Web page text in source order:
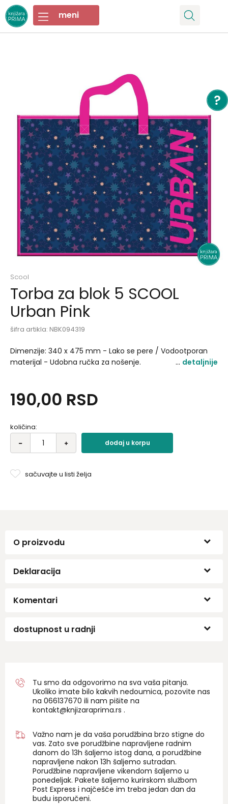
Scool
Torba za blok 5 SCOOL
Urban Pink
šifra artikla: NBK094319
Dimenzije: 340 x 475 mm - Lako se pere / Vodootporan
materijal - Udobna ručka za nošenje.
detaljnije
190,00 RSD
količina:
dodaj u korpu
sačuvajte u listi želja
O proizvodu
Deklaracija
Komentari
dostupnost u radnji
Tu smo da odgovorimo na sva vaša pitanja.
Ukoliko imate bilo kakvih nedoumica, pozovite nas
na 066137670 ili nam pišite na
kontakt@knjizaraprima.rs .
Važno nam je da vaša porudžbina brzo stigne do
vas. Zato sve porudžbine napravljene radnim
danom do 13h šaljemo istog dana, a porudžbine
napravljene nakon 13h šaljemo sutradan.
Porudžbine napravljene vikendom šaljemo u
ponedeljak. Pakete šaljemo kurirskom službom
Post Express i najčešće im treba jedan dan da
budu isporučeni.